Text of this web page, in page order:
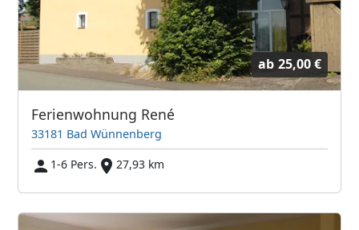
ab 25,00 €
Ferienwohnung René
33181 Bad Wünnenberg
1-6 Pers.
27,93 km